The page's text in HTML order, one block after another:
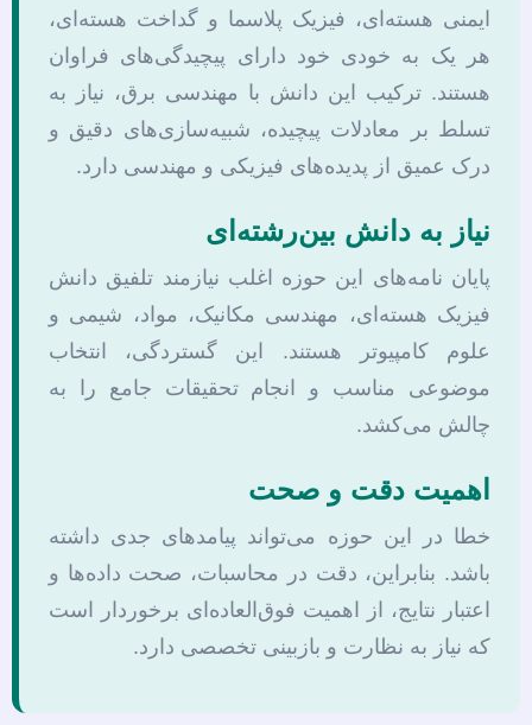
ایمنی هسته‌ای، فیزیک پلاسما و گداخت هسته‌ای،
هر یک به خودی خود دارای پیچیدگی‌های فراوان
هستند. ترکیب این دانش با مهندسی برق، نیاز به
تسلط بر معادلات پیچیده، شبیه‌سازی‌های دقیق و
درک عمیق از پدیده‌های فیزیکی و مهندسی دارد.
نیاز به دانش بین‌رشته‌ای
پایان نامه‌های این حوزه اغلب نیازمند تلفیق دانش
فیزیک هسته‌ای، مهندسی مکانیک، مواد، شیمی و
علوم کامپیوتر هستند. این گستردگی، انتخاب
موضوعی مناسب و انجام تحقیقات جامع را به
چالش می‌کشد.
اهمیت دقت و صحت
خطا در این حوزه می‌تواند پیامدهای جدی داشته
باشد. بنابراین، دقت در محاسبات، صحت داده‌ها و
اعتبار نتایج، از اهمیت فوق‌العاده‌ای برخوردار است
که نیاز به نظارت و بازبینی تخصصی دارد.